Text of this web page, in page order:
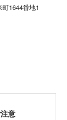
1644番地1
意